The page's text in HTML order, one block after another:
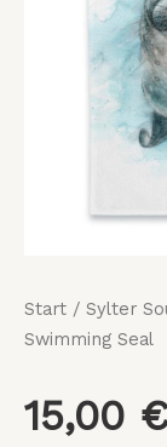
Start / Sylter
Swimming Seal
15,00